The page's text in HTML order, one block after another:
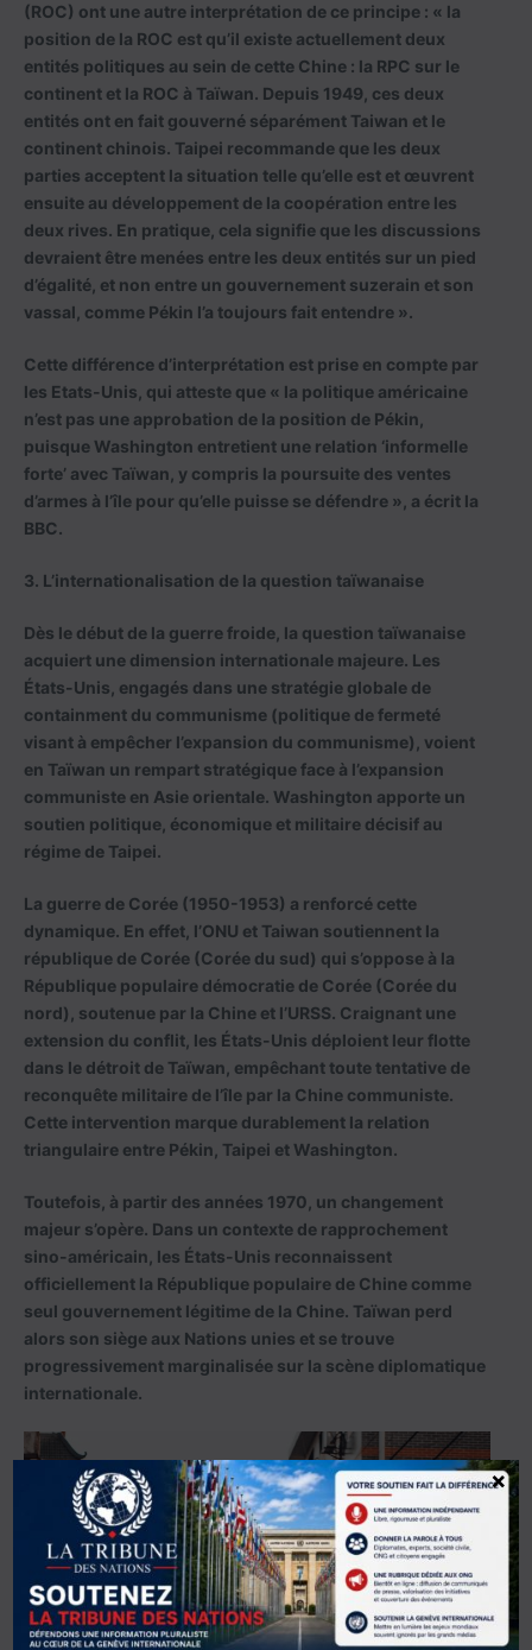
(ROC) ont une autre interprétation de ce principe : « la
position de la ROC est qu’il existe actuellement deux
entités politiques au sein de cette Chine : la RPC sur le
continent et la ROC à Taïwan. Depuis 1949, ces deux
entités ont en fait gouverné séparément Taiwan et le
continent chinois. Taipei recommande que les deux
parties acceptent la situation telle qu’elle est et œuvrent
ensuite au développement de la coopération entre les
deux rives. En pratique, cela signifie que les discussions
devraient être menées entre les deux entités sur un pied
d’égalité, et non entre un gouvernement suzerain et son
vassal, comme Pékin l’a toujours fait entendre ».
Cette différence d’interprétation est prise en compte par
les Etats-Unis, qui atteste que « la politique américaine
n’est pas une approbation de la position de Pékin,
puisque Washington entretient une relation ‘informelle
forte’ avec Taïwan, y compris la poursuite des ventes
d’armes à l’île pour qu’elle puisse se défendre », a écrit la
BBC.
3. L’internationalisation de la question taïwanaise
Dès le début de la guerre froide, la question taïwanaise
acquiert une dimension internationale majeure. Les
États-Unis, engagés dans une stratégie globale de
containment du communisme (politique de fermeté
visant à empêcher l’expansion du communisme), voient
en Taïwan un rempart stratégique face à l’expansion
communiste en Asie orientale. Washington apporte un
soutien politique, économique et militaire décisif au
régime de Taipei.
La guerre de Corée (1950-1953) a renforcé cette
dynamique. En effet, l’ONU et Taiwan soutiennent la
république de Corée (Corée du sud) qui s’oppose à la
République populaire démocratie de Corée (Corée du
nord), soutenue par la Chine et l’URSS. Craignant une
extension du conflit, les États-Unis déploient leur flotte
dans le détroit de Taïwan, empêchant toute tentative de
reconquête militaire de l’île par la Chine communiste.
Cette intervention marque durablement la relation
triangulaire entre Pékin, Taipei et Washington.
Toutefois, à partir des années 1970, un changement
majeur s’opère. Dans un contexte de rapprochement
sino-américain, les États-Unis reconnaissent
officiellement la République populaire de Chine comme
seul gouvernement légitime de la Chine. Taïwan perd
alors son siège aux Nations unies et se trouve
progressivement marginalisée sur la scène diplomatique
internationale.
×